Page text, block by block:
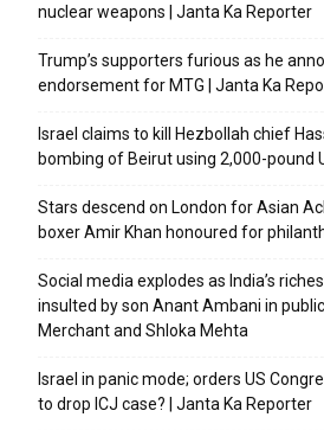
nuclear weapons | Janta Ka Reporter
Trump’s supporters furious as he
endorsement for MTG | Janta Ka
Israel claims to kill Hezbollah chief
bombing of Beirut using 2,000-pound
Stars descend on London for Asian
boxer Amir Khan honoured for
Social media explodes as India’s
insulted by son Anant Ambani in
Merchant and Shloka Mehta
Israel in panic mode; orders US
to drop ICJ case? | Janta Ka Reporter